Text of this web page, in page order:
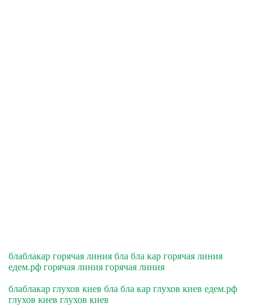
блаблакар горячая линия бла бла кар горячая линия
едем.рф горячая линия горячая линия
блаблакар глухов киев бла бла кар глухов киев едем.рф
глухов киев глухов киев